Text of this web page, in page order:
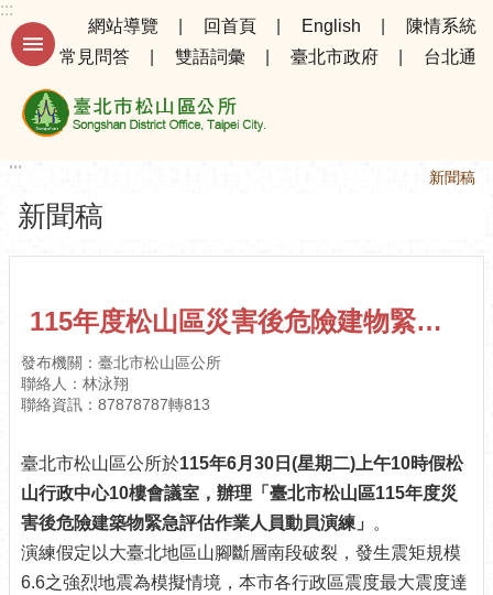
跳到主要內容區塊
進
搜
告
選
務
專
機
關
介
認
:::
網站導覽
回首頁 English
陳情系統
常見問答
雙語詞彙 臺北市政府 台北通
:::
:::
新聞稿
新聞稿
115年度松山區災害後危險建物緊急評估作業人員動員演練
發布機關：臺北市松山區公所
聯絡人：林泳翔
聯絡資訊：87878787轉813
臺北市松山區公所於115年6月30日(星期二)上午10時假松
山行政中心10樓會議室，辦理「臺北市松山區115年度災
害後危險建築物緊急評估作業人員動員演練」
。
演練假定以大臺北地區山腳斷層南段破裂，發生震矩規模
6.6之強烈地震為模擬情境，本市各行政區震度最大震度達